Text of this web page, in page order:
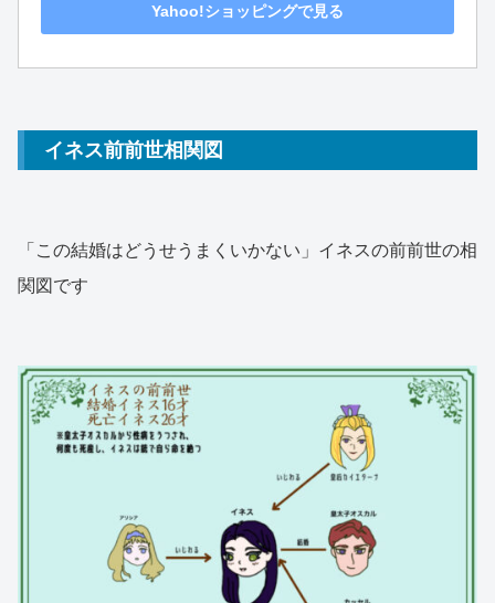
Yahoo!ショッピングで見る
イネス前前世相関図
「この結婚はどうせうまくいかない」イネスの前前世の相
関図です